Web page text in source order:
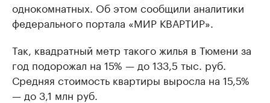
однокомнатных. Об этом сообщили аналитики
федерального портала «МИР КВАРТИР».
Так, квадратный метр такого жилья в Тюмени за
год подорожал на 15% — до 133,5 тыс. руб.
Средняя стоимость квартиры выросла на 15,5%
— до 3,1 млн руб.